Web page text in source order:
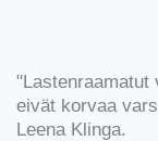
"Lastenraamatut
eivät korvaa
Leena Klinga.